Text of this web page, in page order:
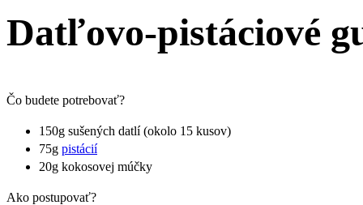
Datľovo-pistáciové
Čo budete potrebovať?
150g sušených datlí (okolo 15 kusov)
75g pistácií
20g kokosovej múčky
Ako postupovať?